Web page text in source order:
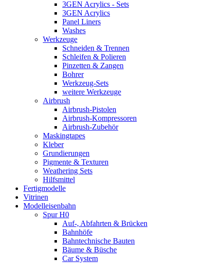
3GEN Acrylics - Sets
3GEN Acrylics
Panel Liners
Washes
Werkzeuge
Schneiden & Trennen
Schleifen & Polieren
Pinzetten & Zangen
Bohrer
Werkzeug-Sets
weitere Werkzeuge
Airbrush
Airbrush-Pistolen
Airbrush-Kompressoren
Airbrush-Zubehör
Maskingtapes
Kleber
Grundierungen
Pigmente & Texturen
Weathering Sets
Hilfsmittel
Fertigmodelle
Vitrinen
Modelleisenbahn
Spur H0
Auf-, Abfahrten & Brücken
Bahnhöfe
Bahntechnische Bauten
Bäume & Büsche
Car System